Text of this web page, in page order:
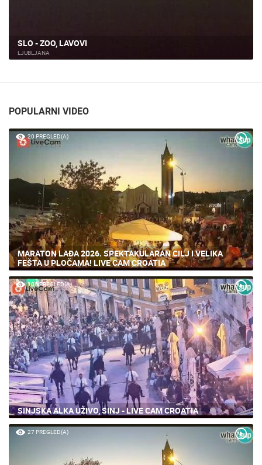
SLO - ZOO, HRANJENJE PTICA
LJUBLJANA
POPULARNI VIDEO
20 PREGLED(A)
MARATON LAĐA 2026. SPEKTAKULARAN CILJ I VELIKA
FEŠTA U PLOČAMA! LIVE CAM CROATIA
108 PREGLED(A)
SINJSKA ALKA UŽIVO, SINJ - LIVE CAM CROATIA
27 PREGLED(A)